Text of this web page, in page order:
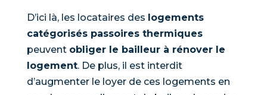
D’ici là, les locataires des logements
catégorisés passoires thermiques
peuvent obliger le bailleur à rénover le
logement. De plus, il est interdit
d’augmenter le loyer de ces logements en